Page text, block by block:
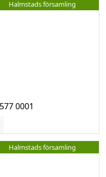
Halmstads församling
0001
Halmstads församling